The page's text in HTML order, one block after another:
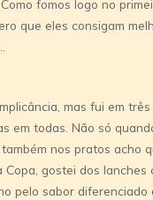
fomos logo no
que eles consigam
mas fui em
em todas. Não só
nos pratos acho
gostei dos lanches
pelo sabor diferenciado